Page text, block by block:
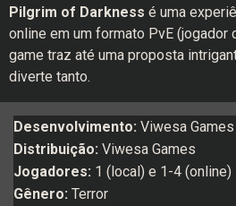
Pilgrim of Darkness é uma
online em um formato PvE (jogador
game traz até uma proposta
diverte tanto.
Desenvolvimento: Viwesa Games
Distribuição: Viwesa Games
Jogadores: 1 (local) e 1-4 (online)
Gênero: Terror